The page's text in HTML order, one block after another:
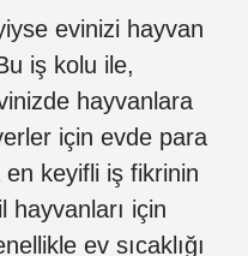
evinizi hayvan
iş kolu ile,
hayvanlara
için evde para
en keyifli iş fikrinin
hayvanları için
ev sıcaklığı